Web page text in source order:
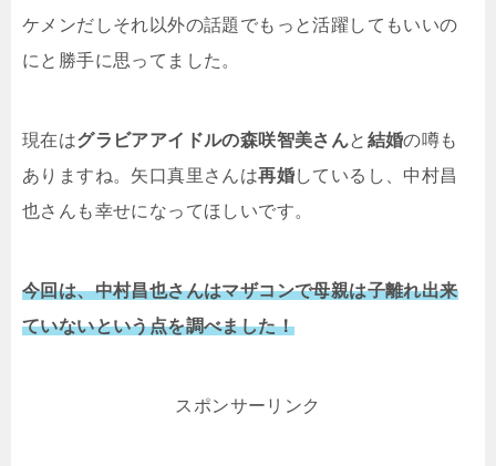
ケメンだしそれ以外の話題でもっと活躍してもいいの
にと勝手に思ってました。
現在はグラビアアイドルの森咲智美さんと 結婚の噂も
ありますね。矢口真里さんは再婚しているし、中村昌
也さんも幸せになってほしいです。
今回は、中村昌也さんはマザコンで母親は子離れ出来
ていないという点を調べました！
スポンサーリンク